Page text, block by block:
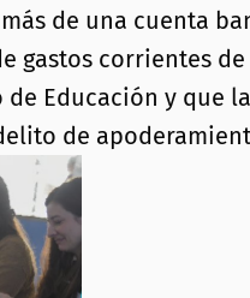
de una cuenta
corrientes
Educación y que
de